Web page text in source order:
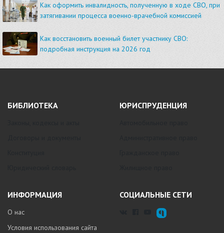
Как оформить инвалидность, полученную в ходе СВО, при
затягивании процесса военно-врачебной комиссией
Как восстановить военный билет участнику СВО:
подробная инструкция на 2026 год
БИБЛИОТЕКА ЮРИСПРУДЕНЦИЯ
ИНФОРМАЦИЯ
О нас
Условия использования сайта
СОЦИАЛЬНЫЕ СЕТИ